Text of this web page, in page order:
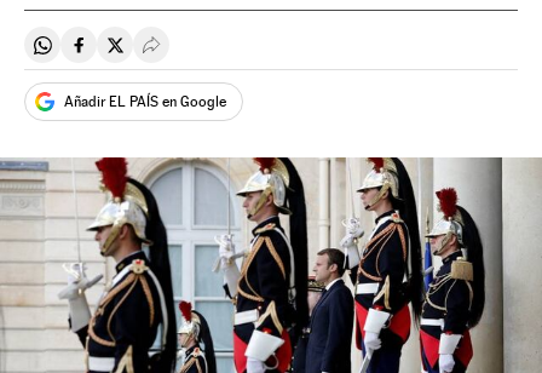
Compartir en Whatsapp
Compartir en Facebook
Compartir en Twitter
Desplegar Redes Sociales
Añadir EL PAÍS en Google